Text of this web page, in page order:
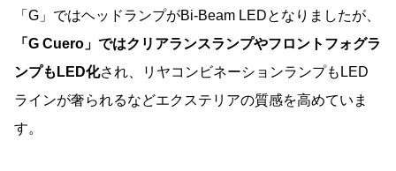
「G」ではヘッドランプがBi-Beam LEDとなりましたが、
「G Cuero」ではクリアランスランプやフロントフォグラ
ンプもLED化され、リヤコンビネーションランプもLED
ラインが奢られるなどエクステリアの質感を高めていま
す。